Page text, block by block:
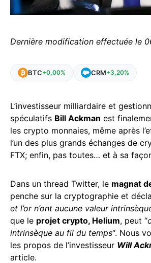
Dernière modification effectuée le
BTC+0,00% CRM+3,20%
L’investisseur milliardaire et
spéculatifs Bill Ackman est
les crypto monnaies, même après
l’un des plus grands échanges de
FTX; enfin, pas toutes… et à sa
Dans un thread Twitter, le magnat
penche sur la cryptographie et
et l’or n’ont aucune valeur
que le projet crypto, Helium, peut “
intrinsèque au fil du temps“. Nous
les propos de l’investisseur Will
article.